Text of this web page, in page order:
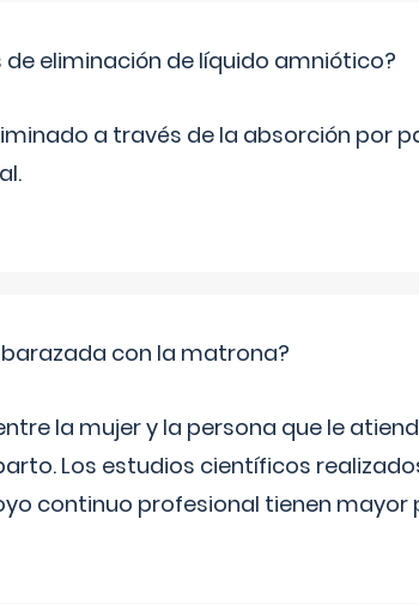
eliminación de líquido amniótico?
a través de la absorción por
con la matrona?
la mujer y la persona que le
Los estudios científicos
continuo profesional tienen mayor